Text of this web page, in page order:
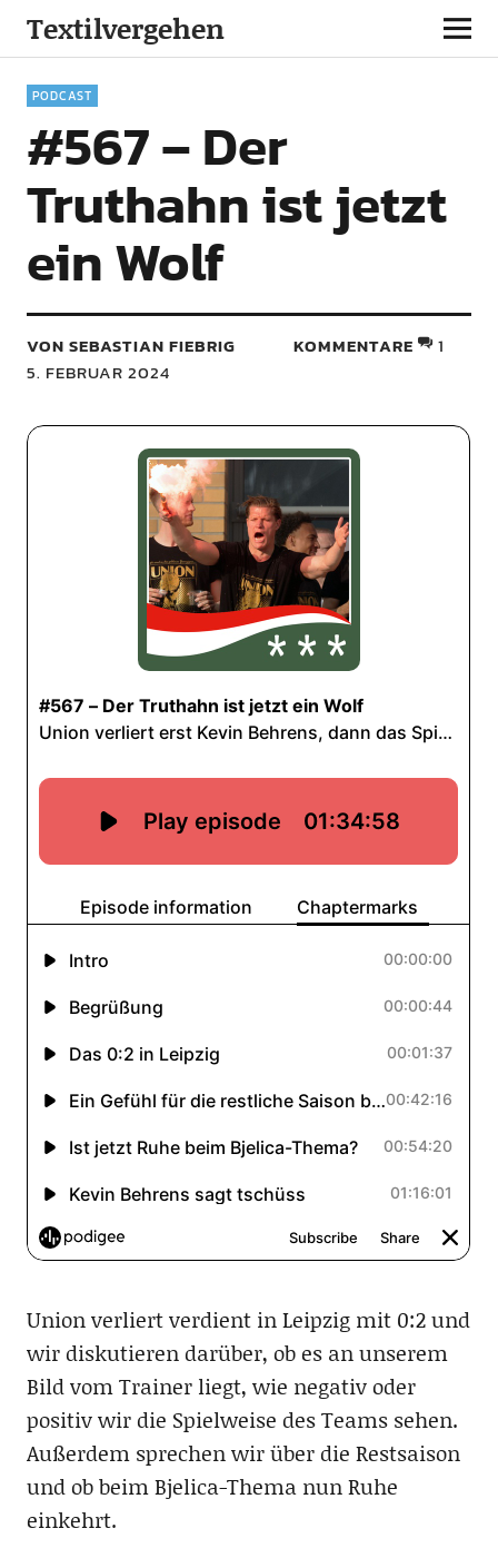
Textilvergehen
PODCAST
#567 – Der
Truthahn ist jetzt
ein Wolf
VON SEBASTIAN FIEBRIG
5. FEBRUAR 2024
KOMMENTARE 1
Union verliert verdient in Leipzig mit 0:2 und
wir diskutieren darüber, ob es an unserem
Bild vom Trainer liegt, wie negativ oder
positiv wir die Spielweise des Teams sehen.
Außerdem sprechen wir über die Restsaison
und ob beim Bjelica-Thema nun Ruhe
einkehrt.